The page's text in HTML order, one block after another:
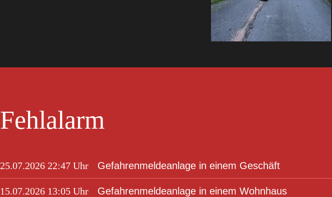
Fehlalarm
25.07.2026 22:47 Uhr Gefahrenmeldeanlage in einem Geschäft
15.07.2026 13:05 Uhr Gefahrenmeldeanlage in einem Wohnhaus